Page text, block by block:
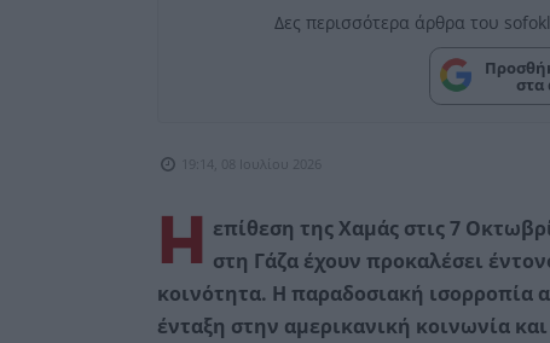
Δες περισσότερα άρθρα του
στα
19:14, 08 Ιουλίου 2026
Η
επίθεση της Χαμάς στις 7
στη Γάζα έχουν προκαλέσει
κοινότητα. Η παραδοσιακή ισορροπία
ένταξη στην αμερικανική κοινωνία